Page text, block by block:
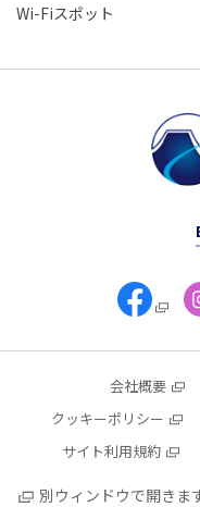
Wi-Fiスポット
会社概要
クッキーポリシー
サイト利用規約
別ウィンドウで開きま